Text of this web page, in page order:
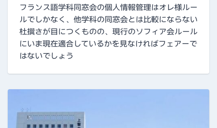
フランス語学科同窓会の個人情報管理はオレ様ルー
ルでしかなく、他学科の同窓会とは比較にならない
杜撰さが目につくものの、現行のソフィア会ルール
にいま現在適合しているかを見なければフェアーで
はないでしょう